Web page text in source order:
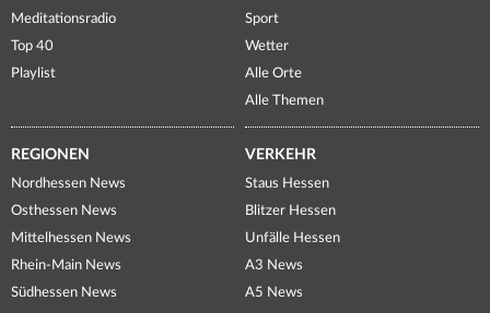
Meditationsradio
Top 40
Playlist
Sport
Wetter
Alle Orte
Alle Themen
REGIONEN
Nordhessen News
Osthessen News
Mittelhessen News
Rhein-Main News
Südhessen News
VERKEHR
Staus Hessen
Blitzer Hessen
Unfälle Hessen
A3 News
A5 News